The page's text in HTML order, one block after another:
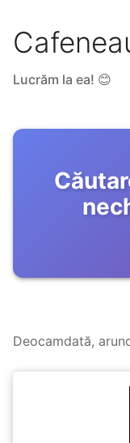
Lucrăm la ea! 😊
Deocamdată,